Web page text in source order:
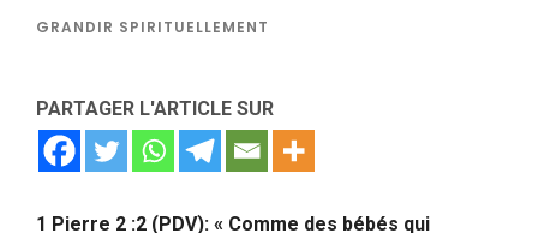
GRANDIR SPIRITUELLEMENT
PARTAGER L'ARTICLE SUR
1 Pierre 2 :2 (PDV): « Comme des bébés qui